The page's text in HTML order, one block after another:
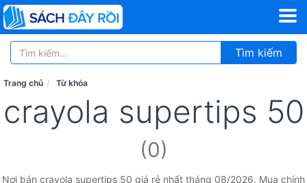
Tìm kiếm
Trang chủ Từ khóa
crayola supertips 50
(0)
Nơi bán crayola supertips 50 giá rẻ nhất tháng 08/2026. Mua chính